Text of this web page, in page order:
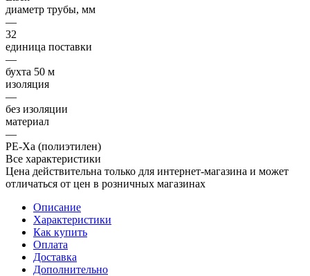
диаметр трубы, мм
—
32
единица поставки
—
бухта 50 м
изоляция
—
без изоляции
материал
—
PE-Xa (полиэтилен)
Все характеристики
Цена действительна только для интернет-магазина и может
отличаться от цен в розничных магазинах
Описание
Характеристики
Как купить
Оплата
Доставка
Дополнительно